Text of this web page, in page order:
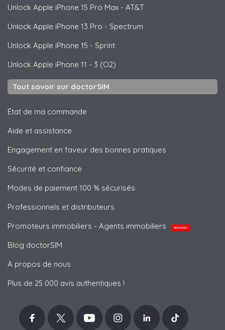
Unlock Apple iPhone 15 Pro Max - AT&T
Unlock Apple iPhone 13 Pro - Spectrum
Unlock Apple iPhone 15 - Sprint
Unlock Apple iPhone 11 - 3 (O2)
Tout savoir sur doctorSIM
État de ma commande
Aide et assistance
Engagement en faveur des bonnes pratiques
Sécurité et confiance
Modes de paiement 100 % sécurisés
Professionnels et distributeurs
Promoteurs immobiliers - Agents immobiliers
NOUVEAU
Blog doctorSIM
À propos de nous
Plus de 25 000 avis authentiques !